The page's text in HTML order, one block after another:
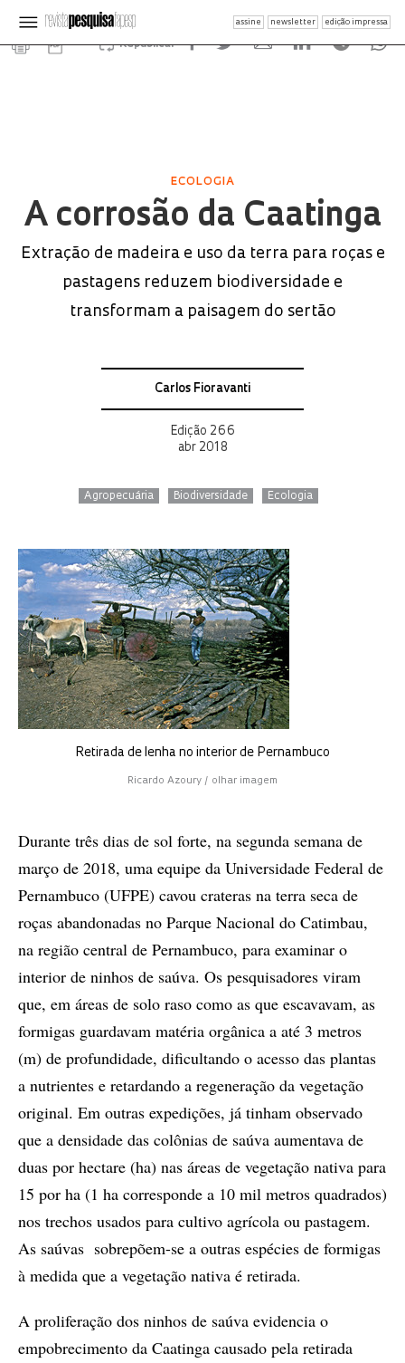
assine newsletter edição impressa
Republicar
ECOLOGIA
A corrosão da Caatinga
Extração de madeira e uso da terra para roças e
pastagens reduzem biodiversidade e
transformam a paisagem do sertão
Carlos Fioravanti
Edição 266
abr 2018
Agropecuária Biodiversidade Ecologia
Retirada de lenha no interior de Pernambuco
Ricardo Azoury / olhar imagem
Durante três dias de sol forte, na segunda semana de
março de 2018, uma equipe da Universidade Federal de
Pernambuco (UFPE) cavou crateras na terra seca de
roças abandonadas no Parque Nacional do Catimbau,
na região central de Pernambuco, para examinar o
interior de ninhos de saúva. Os pesquisadores viram
que, em áreas de solo raso como as que escavavam, as
formigas guardavam matéria orgânica a até 3 metros
(m) de profundidade, dificultando o acesso das plantas
a nutrientes e retardando a regeneração da vegetação
original. Em outras expedições, já tinham observado
que a densidade das colônias de saúva aumentava de
duas por hectare (ha) nas áreas de vegetação nativa para
15 por ha (1 ha corresponde a 10 mil metros quadrados)
nos trechos usados para cultivo agrícola ou pastagem.
As saúvas sobrepõem-se a outras espécies de formigas
à medida que a vegetação nativa é retirada.
A proliferação dos ninhos de saúva evidencia o
empobrecimento da Caatinga causado pela retirada